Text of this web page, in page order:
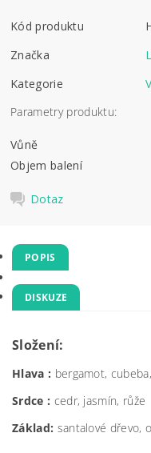
Kód produktu
Značka
Kategorie
Parametry produktu:
Vůně
Objem balení
Dotaz
POPIS
DISKUZE
Složení:
Hlava : bergamot,
Srdce : cedr, jasmín, růže
Základ: santalové dřevo,